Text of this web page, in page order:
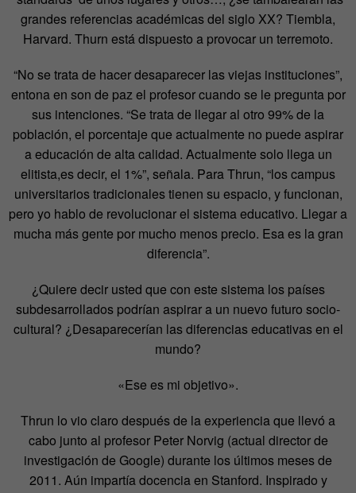
grandes referencias académicas del siglo XX? Tiembla,
Harvard. Thurn está dispuesto a provocar un terremoto.
“No se trata de hacer desaparecer las viejas instituciones”,
entona en son de paz el profesor cuando se le pregunta por
sus intenciones. “Se trata de llegar al otro 99% de la
población, el porcentaje que actualmente no puede aspirar
a educación de alta calidad. Actualmente solo llega un
elitista,es decir, el 1%”, señala. Para Thrun, “los campus
universitarios tradicionales tienen su espacio, y funcionan,
pero yo hablo de revolucionar el sistema educativo. Llegar a
mucha más gente por mucho menos precio. Esa es la gran
diferencia”.
¿Quiere decir usted que con este sistema los países
subdesarrollados podrían aspirar a un nuevo futuro socio-
cultural? ¿Desaparecerían las diferencias educativas en el
mundo?
«Ese es mi objetivo».
Thrun lo vio claro después de la experiencia que llevó a
cabo junto al profesor Peter Norvig (actual director de
investigación de Google) durante los últimos meses de
2011. Aún impartía docencia en Stanford. Inspirado y